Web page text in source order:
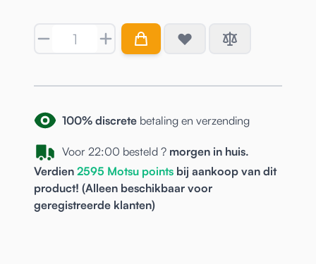
100% discrete betaling en verzending
Voor 22:00 besteld ? morgen in huis.
Verdien 2595 Motsu points bij aankoop van dit
product! (Alleen beschikbaar voor
geregistreerde klanten)